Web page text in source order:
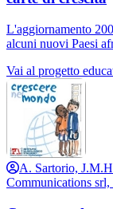
L'aggiornamento
alcuni nuovi Paesi
progetto ha ottenuto
regione Piemonte
dell'infanzia fondata
armoniosa delle
Vai al progetto
A. Sartorio,
Communications